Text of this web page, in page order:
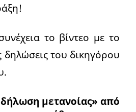
το βίντεο με το
δηλώσεις του δικηγόρου
μετανοίας» από